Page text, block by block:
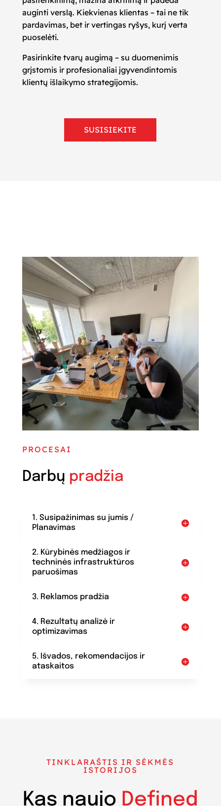
auginti verslą. Kiekvienas klientas – tai ne tik
pardavimas, bet ir vertingas ryšys, kurį verta
puoselėti.
Pasirinkite tvarų augimą – su duomenimis
grįstomis ir profesionaliai įgyvendintomis
klientų išlaikymo strategijomis.
SUSISIEKITE
PROCESAI
Darbų pradžia
1. Susipažinimas su jumis /
Planavimas
2. Kūrybinės medžiagos ir
techninės infrastruktūros
paruošimas
3. Reklamos pradžia
4. Rezultatų analizė ir
optimizavimas
5. Išvados, rekomendacijos ir
ataskaitos
TINKLARAŠTIS IR SĖKMĖS
ISTORIJOS
Kas naujo Defined